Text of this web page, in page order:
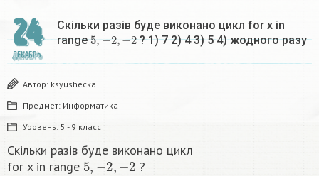
24
ДЕКАБРЬ
Скільки разів буде виконано цикл for x in
range5 − 2,− ? 1) 7 2) 4 3) 5 4) жодного разу​
Автор: ksyushecka
Предмет: Информатика
Уровень: 5 - 9 класс
Скільки разів буде виконано цикл
for x in range 5,−2,−2
?